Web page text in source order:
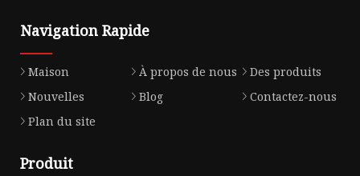
Navigation Rapide
Maison À propos de nous
Des produits
Nouvelles
Blog
Contactez-nous
Plan du site
Produit